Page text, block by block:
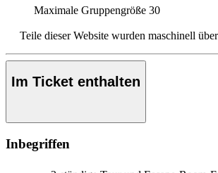
Maximale Gruppengröße 30
Teile dieser Website wurden maschinell
Im Ticket enthalten
Inbegriffen